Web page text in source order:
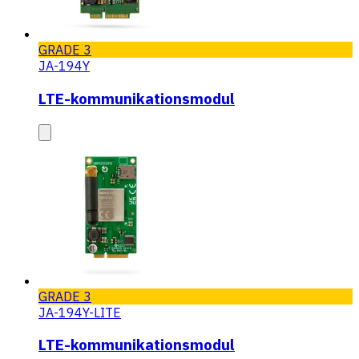
GRADE 3
JA-194Y
LTE-kommunikationsmodul
GRADE 3
JA-194Y-LITE
LTE-kommunikationsmodul